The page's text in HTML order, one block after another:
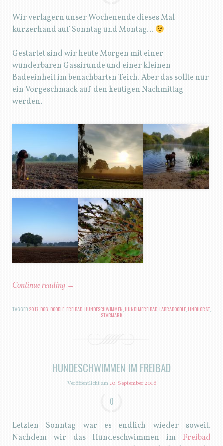
Wir verlagern unser Wochenende dieses Mal
kurzerhand auf Sonntag und Montag…
Gestartet sind wir heute Morgen mit einer
wunderbaren Gassirunde und einer kleinen
Badeeinheit im benachbarten Teich. Aber das sollte nur
ein Vorgeschmack auf den heutigen Nachmittag
werden.
Continue reading →
TAGGED 2017, DOG, DOODLE, FREIBAD, HUNDESCHWIMMEN, HUNDIMFREIBAD, LABRADOODLE, LINDHORST,
STARMARK
HUNDESCHWIMMEN IM FREIBAD
Veröffentlicht am20. September 2016
0
Letzten Sonntag war es endlich wieder soweit.
Nachdem wir das Hundeschwimmen im Freibad